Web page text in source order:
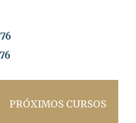
PRÓXIMOS CURSOS